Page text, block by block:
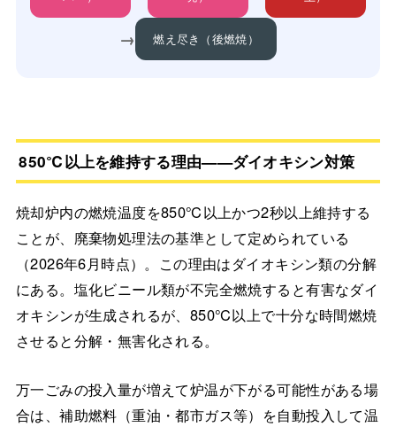
→ 燃え尽き（後燃焼）
850℃以上を維持する理由——ダイオキシン対策
焼却炉内の燃焼温度を850℃以上かつ2秒以上維持する
ことが、廃棄物処理法の基準として定められている
（2026年6月時点）。この理由はダイオキシン類の分解
にある。塩化ビニール類が不完全燃焼すると有害なダイ
オキシンが生成されるが、850℃以上で十分な時間燃焼
させると分解・無害化される。
万一ごみの投入量が増えて炉温が下がる可能性がある場
合は、補助燃料（重油・都市ガス等）を自動投入して温